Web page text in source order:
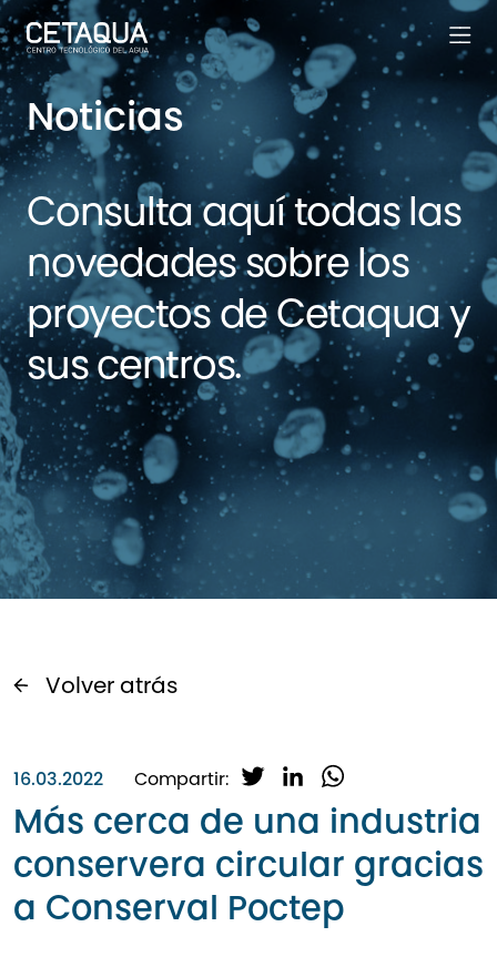
Noticias
Consulta aquí todas las
novedades sobre los
proyectos de Cetaqua y
sus centros.
Volver atrás
16.03.2022 Compartir:
i
t
t
e
n
k
e
d
a
s
Más cerca de una industria
conservera circular gracias
a Conserval Poctep